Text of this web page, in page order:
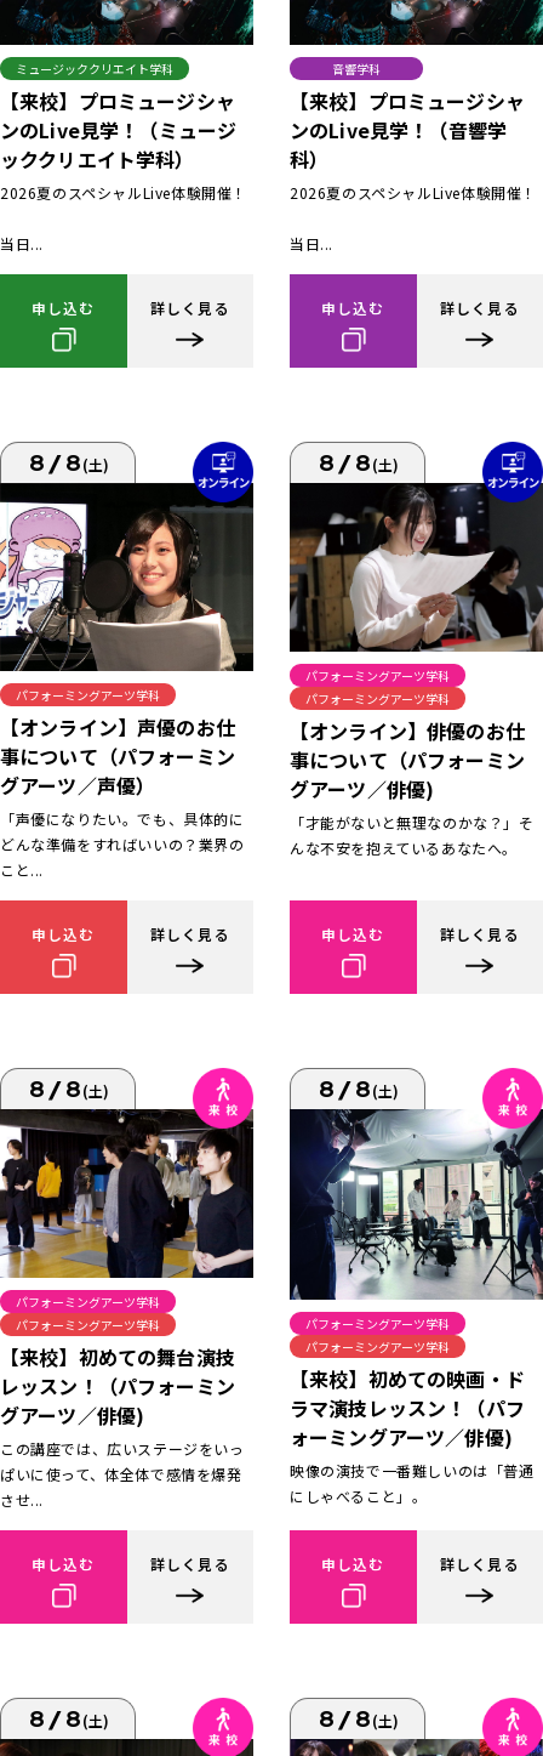
ミュージッククリエイト学科
【来校】プロミュージシャ
ンのLive見学！（ミュージ
ッククリエイト学科）
2026夏のスペシャルLive体験開催！
当日...
申し込む 詳しく見る
音響学科
【来校】プロミュージシャ
ンのLive見学！（音響学
科）
2026夏のスペシャルLive体験開催！
当日...
申し込む 詳しく見る
8/8(土)
パフォーミングアーツ学科
【オンライン】声優のお仕
事について（パフォーミン
グアーツ／声優）
「声優になりたい。でも、具体的に
どんな準備をすればいいの？業界の
こと...
申し込む 詳しく見る
8/8(土)
パフォーミングアーツ学科
パフォーミングアーツ学科
【オンライン】俳優のお仕
事について（パフォーミン
グアーツ／俳優)
「才能がないと無理なのかな？」そ
んな不安を抱えているあなたへ。
申し込む 詳しく見る
8/8(土)
パフォーミングアーツ学科
パフォーミングアーツ学科
【来校】初めての舞台演技
レッスン！（パフォーミン
グアーツ／俳優)
この講座では、広いステージをいっ
ぱいに使って、体全体で感情を爆発
させ...
申し込む 詳しく見る
8/8(土)
パフォーミングアーツ学科
パフォーミングアーツ学科
【来校】初めての映画・ド
ラマ演技レッスン！（パフ
ォーミングアーツ／俳優)
映像の演技で一番難しいのは「普通
にしゃべること」。
申し込む 詳しく見る
8/8(土) 8/8(土)